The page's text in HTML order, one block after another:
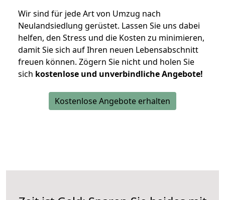
Wir sind für jede Art von Umzug nach
Neulandsiedlung gerüstet. Lassen Sie uns dabei
helfen, den Stress und die Kosten zu minimieren,
damit Sie sich auf Ihren neuen Lebensabschnitt
freuen können. Zögern Sie nicht und holen Sie
sich kostenlose und unverbindliche Angebote!
Kostenlose Angebote erhalten